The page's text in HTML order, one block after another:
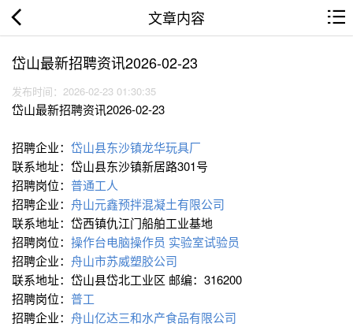
文章内容
岱山最新招聘资讯2026-02-23
发布时间：2026-02-23 01:30:35
岱山最新招聘资讯2026-02-23
招聘企业： 岱山县东沙镇龙华玩具厂
联系地址：岱山县东沙镇新居路301号
招聘岗位： 普通工人
招聘企业： 舟山元鑫预拌混凝土有限公司
联系地址：岱西镇仇江门船舶工业基地
招聘岗位： 操作台电脑操作员 实验室试验员
招聘企业： 舟山市苏威塑胶公司
联系地址：岱山县岱北工业区 邮编：316200
招聘岗位： 普工
招聘企业： 舟山亿达三和水产食品有限公司